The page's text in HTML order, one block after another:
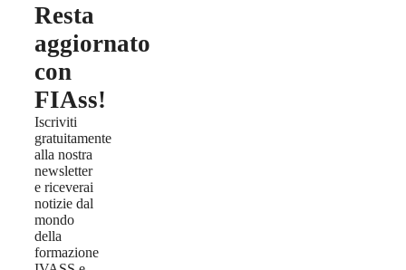
Resta
aggiornato
con
FIAss!
Iscriviti
gratuitamente
alla nostra
newsletter
e riceverai
notizie dal
mondo
della
formazione